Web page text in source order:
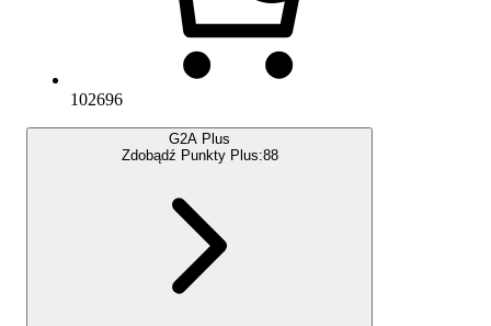
102696
G2A Plus
Zdobądź Punkty Plus:88